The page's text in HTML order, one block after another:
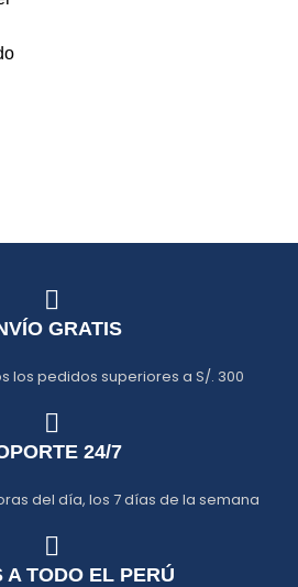
GRATIS
los pedidos superiores a S/. 300
24/7
del día, los 7 días de la semana
A TODO EL PERÚ